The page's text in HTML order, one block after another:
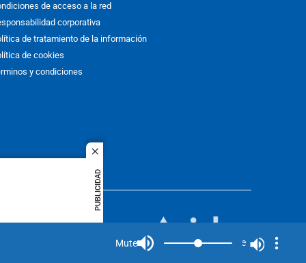
close
PUBLICIDAD
de acceso a la red
corporativa
de tratamiento de la información
de cookies
y condiciones
idioma
Mute Mute